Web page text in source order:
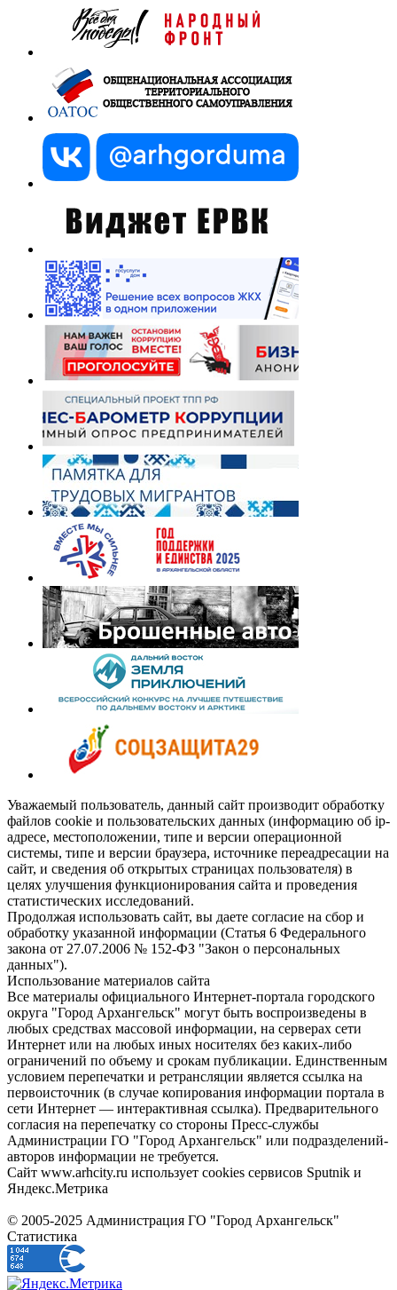
Уважаемый пользователь, данный сайт производит обработку
файлов cookie и пользовательских данных (информацию об ip-
адресе, местоположении, типе и версии операционной
системы, типе и версии браузера, источнике переадресации на
сайт, и сведения об открытых страницах пользователя) в
целях улучшения функционирования сайта и проведения
статистических исследований.
Продолжая использовать сайт, вы даете согласие на сбор и
обработку указанной информации (Статья 6 Федерального
закона от 27.07.2006 № 152-ФЗ "Закон о персональных
данных").
Использование материалов сайта
Все материалы официального Интернет-портала городского
округа "Город Архангельск" могут быть воспроизведены в
любых средствах массовой информации, на серверах сети
Интернет или на любых иных носителях без каких-либо
ограничений по объему и срокам публикации. Единственным
условием перепечатки и ретрансляции является ссылка на
первоисточник (в случае копирования информации портала в
сети Интернет — интерактивная ссылка). Предварительного
согласия на перепечатку со стороны Пресс-службы
Администрации ГО "Город Архангельск" или подразделений-
авторов информации не требуется.
Сайт www.arhcity.ru использует cookies сервисов Sputnik и
Яндекс.Метрика
© 2005-2025 Администрация ГО "Город Архангельск"
Статистика